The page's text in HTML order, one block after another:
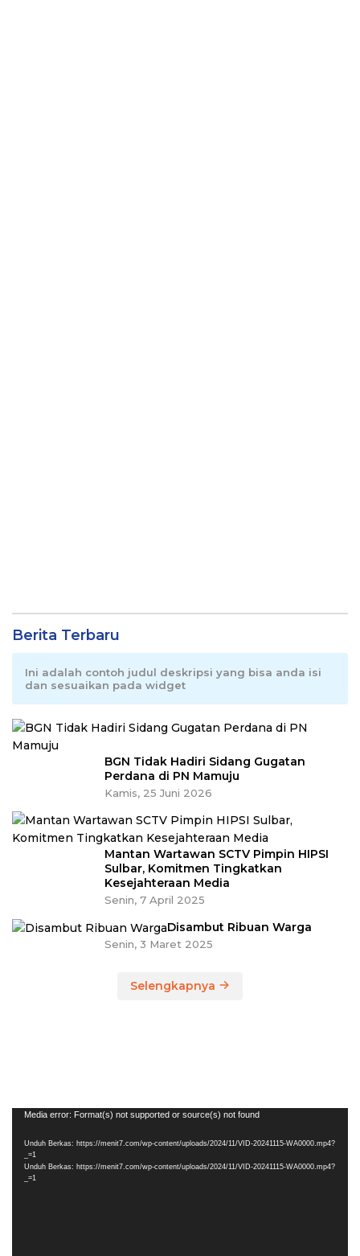
Berita Terbaru
Ini adalah contoh judul deskripsi yang bisa anda isi
dan sesuaikan pada widget
BGN Tidak Hadiri Sidang Gugatan
Perdana di PN Mamuju
Kamis, 25 Juni 2026
Mantan Wartawan SCTV Pimpin HIPSI
Sulbar, Komitmen Tingkatkan
Kesejahteraan Media
Senin, 7 April 2025
Disambut Ribuan Warga
Senin, 3 Maret 2025
Selengkapnya
Pemutar
Media error: Format(s) not supported or source(s) not found
Unduh Berkas: https://menit7.com/wp-content/uploads/2024/11/VID-20241115-WA0000.mp4?
_=1
Unduh Berkas: https://menit7.com/wp-content/uploads/2024/11/VID-20241115-WA0000.mp4?
_=1